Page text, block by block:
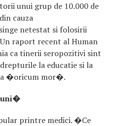
unui grup de 10.000 de
cauza
netestat si folosirii
raport recent al Human
ca tinerii seropozitivi sint
la educatie si la
�oricum mor�.
printre medici. �Ce